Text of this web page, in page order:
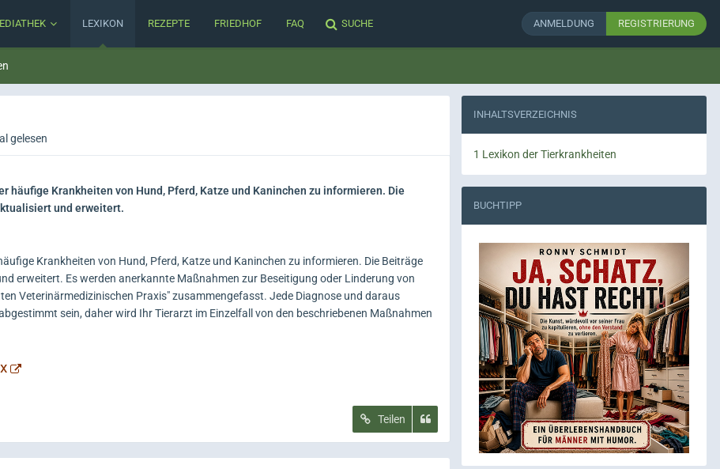
LEXIKON REZEPTE FRIEDHOF FAQ SUCHE ANMELDUNG REGISTRIERUNG
gelesen
Krankheiten von Hund, Pferd, Katze und Kaninchen zu informieren. Die
und erweitert.
Krankheiten von Hund, Pferd, Katze und Kaninchen zu informieren. Die Beiträge
erweitert. Es werden anerkannte Maßnahmen zur Beseitigung oder Linderung von
Veterinärmedizinischen Praxis" zusammengefasst. Jede Diagnose und daraus
sein, daher wird Ihr Tierarzt im Einzelfall von den beschriebenen Maßnahmen
Teilen
INHALTSVERZEICHNIS
1 Lexikon der Tierkrankheiten
BUCHTIPP